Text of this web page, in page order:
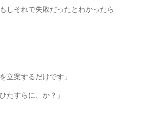
しそれで失敗だったとわかったら
立案するだけです」
たすらに、か？」